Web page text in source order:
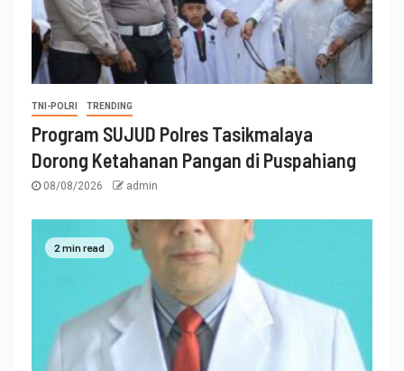
TNI-POLRI TRENDING
Program SUJUD Polres Tasikmalaya
Dorong Ketahanan Pangan di Puspahiang
08/08/2026 admin
2 min read